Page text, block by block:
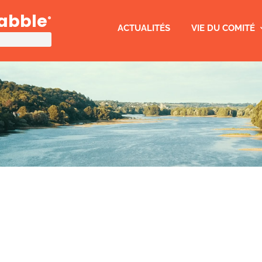
®
ACTUALITÉS VIE DU COMITÉ